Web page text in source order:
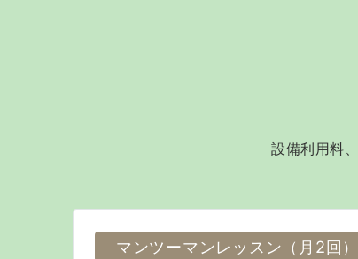
設備利用料
マンツーマンレッスン（月2回）